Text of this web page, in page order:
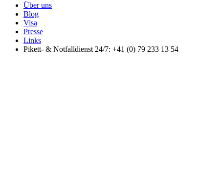
Über uns
Blog
Visa
Presse
Links
Pikett- & Notfalldienst 24/7: +41 (0) 79 233 13 54